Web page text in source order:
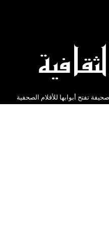
تفتح أبوابها للأقلام الصحفية